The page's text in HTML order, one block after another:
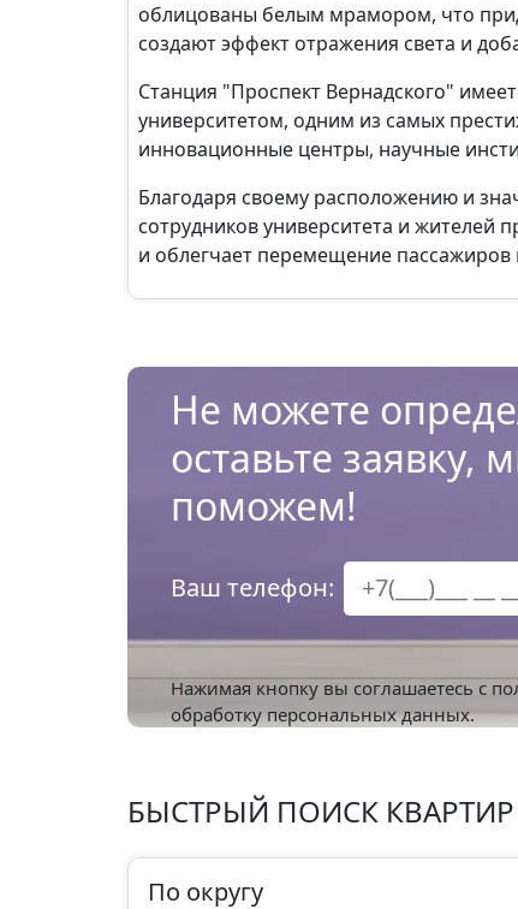
облицованы белым мрамором, что
создают эффект отражения света и
Станция "Проспект Вернадского"
университетом, одним из самых
инновационные центры, научные
Благодаря своему расположению и
сотрудников университета и жителей
и облегчает перемещение пассажиров
Не можете
оставьте
поможем!
Ваш телефон:
Нажимая кнопку вы соглашаетесь с
обработку персональных данных.
БЫСТРЫЙ ПОИСК КВАРТИР
По округу